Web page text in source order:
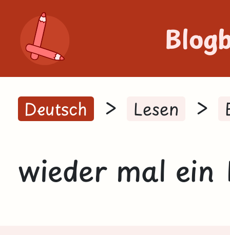
Deutsch > Lesen >
wieder mal ein